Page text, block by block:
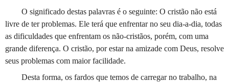
O significado destas palavras é o seguinte: O cristão não está
livre de ter problemas. Ele terá que enfrentar no seu dia-a-dia, todas
as dificuldades que enfrentam os não-cristãos, porém, com uma
grande diferença. O cristão, por estar na amizade com Deus, resolve
seus problemas com maior facilidade.
Desta forma, os fardos que temos de carregar no trabalho, na